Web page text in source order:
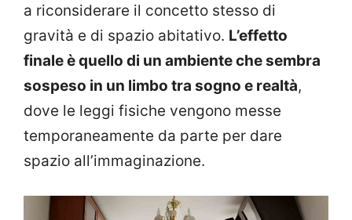
a riconsiderare il concetto stesso di
gravità e di spazio abitativo. L’effetto
finale è quello di un ambiente che sembra
sospeso in un limbo tra sogno e realtà,
dove le leggi fisiche vengono messe
temporaneamente da parte per dare
spazio all’immaginazione.